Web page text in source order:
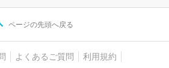
ページの先頭へ戻る
よくあるご質問
利用規約